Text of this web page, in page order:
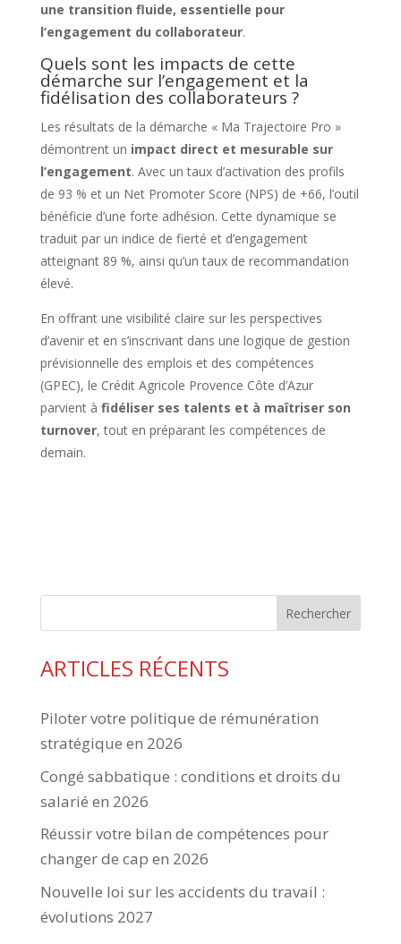
une transition fluide, essentielle pour
l’engagement du collaborateur.
Quels sont les impacts de cette
démarche sur l’engagement et la
fidélisation des collaborateurs ?
Les résultats de la démarche « Ma Trajectoire Pro »
démontrent un impact direct et mesurable sur
l’engagement. Avec un taux d’activation des profils
de 93 % et un Net Promoter Score (NPS) de +66, l’outil
bénéficie d’une forte adhésion. Cette dynamique se
traduit par un indice de fierté et d’engagement
atteignant 89 %, ainsi qu’un taux de recommandation
élevé.
En offrant une visibilité claire sur les perspectives
d’avenir et en s’inscrivant dans une logique de gestion
prévisionnelle des emplois et des compétences
(GPEC), le Crédit Agricole Provence Côte d’Azur
parvient à fidéliser ses talents et à maîtriser son
turnover, tout en préparant les compétences de
demain.
Rechercher
ARTICLES RÉCENTS
Piloter votre politique de rémunération
stratégique en 2026
Congé sabbatique : conditions et droits du
salarié en 2026
Réussir votre bilan de compétences pour
changer de cap en 2026
Nouvelle loi sur les accidents du travail :
évolutions 2027